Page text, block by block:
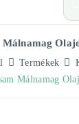
Málnamag
Termékek
Málnamag